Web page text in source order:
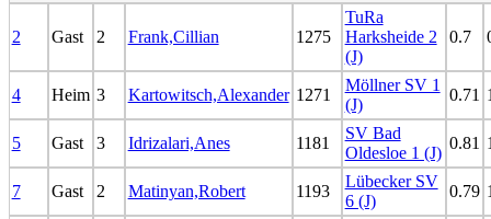
2 Gast 2 Frank,Cillian 1275
TuRa
Harksheide 2
(J)
0.7
4 Heim 3 Kartowitsch,Alexander 1271
Möllner SV 1
(J)
0.71
5 Gast 3 Idrizalari,Anes 1181
SV Bad
Oldesloe 1 (J)
0.81
7 Gast 2 Matinyan,Robert 1193
Lübecker SV
6 (J)
0.79